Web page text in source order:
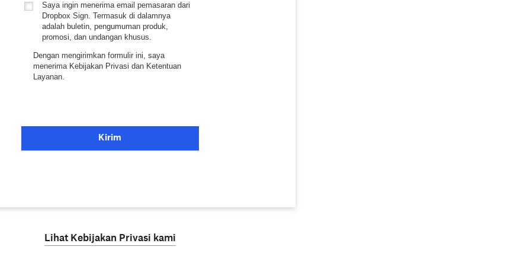
Saya ingin menerima email pemasaran dari
Dropbox Sign. Termasuk di dalamnya
adalah buletin, pengumuman produk,
promosi, dan undangan khusus.
Dengan mengirimkan formulir ini, saya
menerima Kebijakan Privasi dan Ketentuan
Layanan.
Kirim
Lihat Kebijakan Privasi kami